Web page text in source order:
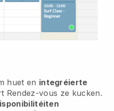
huet en integréierte
Rendez-vous ze kucken.